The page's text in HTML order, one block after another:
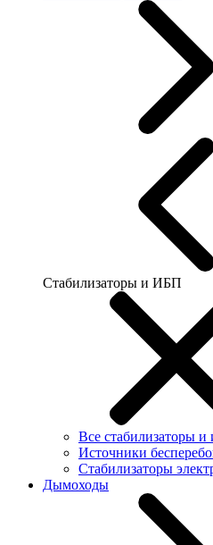
Стабилизаторы и ИБП
Все стабилизаторы и
Источники
Стабилизаторы
Дымоходы